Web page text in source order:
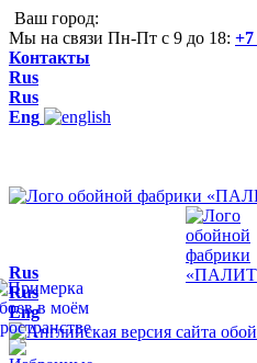
Ваш город:
Мы на связи Пн-Пт с 9 до 18: +7
Контакты
Rus
Rus
Eng
Rus
Rus
Eng